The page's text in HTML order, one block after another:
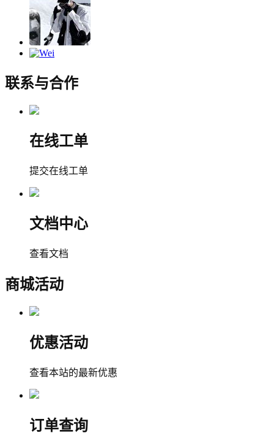
联系与合作
在线工单
提交在线工单
文档中心
查看文档
商城活动
优惠活动
查看本站的最新优惠
订单查询